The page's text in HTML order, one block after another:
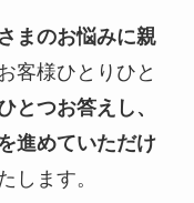
まのお悩みに親
客様ひとりひと
とつお答えし、
進めていただけ
します。